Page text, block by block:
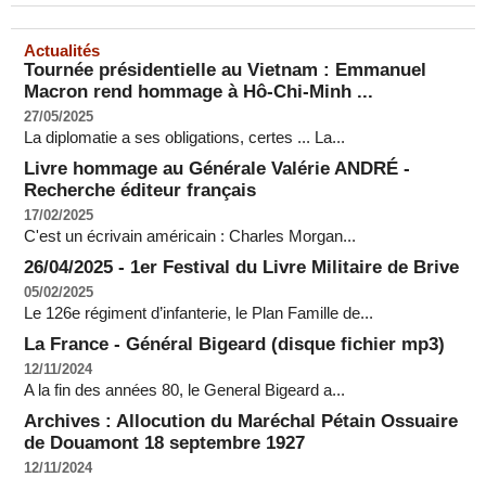
Actualités
Tournée présidentielle au Vietnam : Emmanuel
Macron rend hommage à Hô-Chi-Minh ...
27/05/2025
La diplomatie a ses obligations, certes ... La...
Livre hommage au Générale Valérie ANDRÉ -
Recherche éditeur français
17/02/2025
C'est un écrivain américain : Charles Morgan...
26/04/2025 - 1er Festival du Livre Militaire de Brive
05/02/2025
Le 126e régiment d’infanterie, le Plan Famille de...
La France - Général Bigeard (disque fichier mp3)
12/11/2024
A la fin des années 80, le General Bigeard a...
Archives : Allocution du Maréchal Pétain Ossuaire
de Douamont 18 septembre 1927
12/11/2024